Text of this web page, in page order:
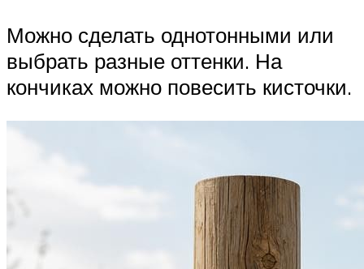
Можно сделать однотонными или
выбрать разные оттенки. На
кончиках можно повесить кисточки.